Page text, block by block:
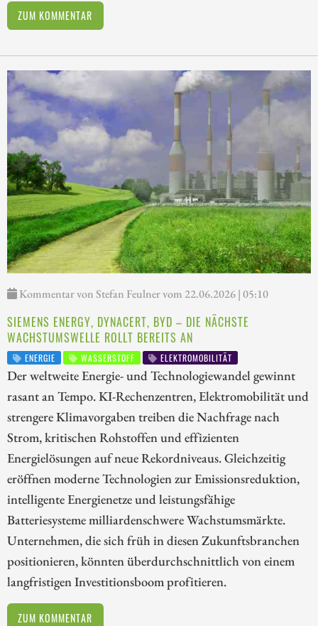
ZUM KOMMENTAR
Kommentar von Stefan Feulner vom 22.06.2026 | 05:10
SIEMENS ENERGY, DYNACERT, BYD – DIE NÄCHSTE
WACHSTUMSWELLE ROLLT BEREITS AN
ENERGIE WASSERSTOFF ELEKTROMOBILITÄT
Der weltweite Energie- und Technologiewandel gewinnt
rasant an Tempo. KI-Rechenzentren, Elektromobilität und
strengere Klimavorgaben treiben die Nachfrage nach
Strom, kritischen Rohstoffen und effizienten
Energielösungen auf neue Rekordniveaus. Gleichzeitig
eröffnen moderne Technologien zur Emissionsreduktion,
intelligente Energienetze und leistungsfähige
Batteriesysteme milliardenschwere Wachstumsmärkte.
Unternehmen, die sich früh in diesen Zukunftsbranchen
positionieren, könnten überdurchschnittlich von einem
langfristigen Investitionsboom profitieren.
ZUM KOMMENTAR